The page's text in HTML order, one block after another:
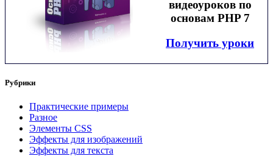
видеоуроков по
основам PHP 7
Получить уроки
Рубрики
Практические примеры
Разное
Элементы CSS
Эффекты для изображений
Эффекты для текста